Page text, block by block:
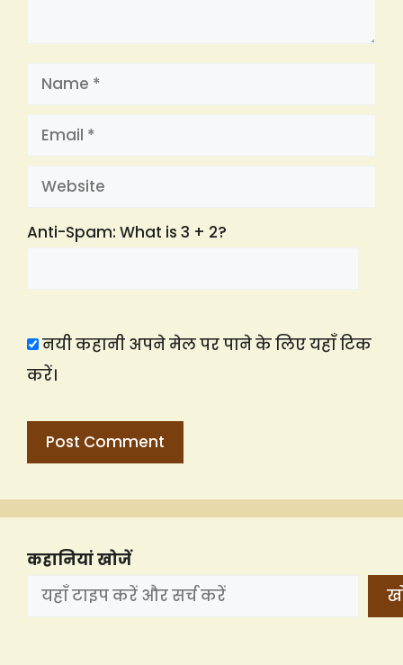
Name
Email
Website
Anti-Spam: What is 3 + 2?
नयी कहानी अपने मेल पर पाने के लिए यहाँ टिक
करें।
कहानियां खोजें